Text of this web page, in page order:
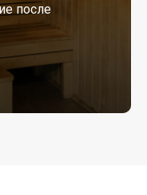
после